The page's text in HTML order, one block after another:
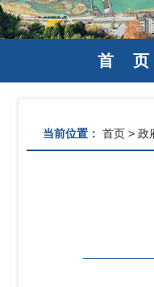
首 页
当前位置： 首页 > 政